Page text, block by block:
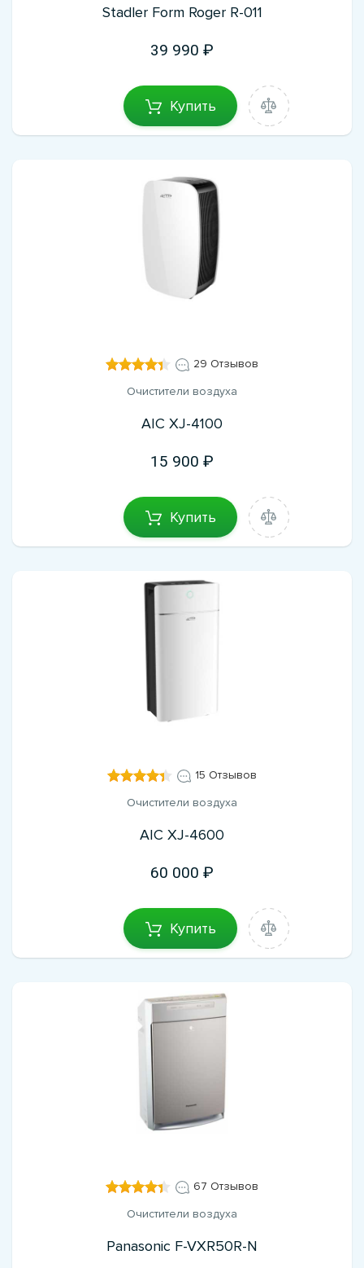
Stadler Form Roger R-011
39 990
Купить
29 Отзывов
Очистители воздуха
AIC XJ-4100
15 900
Купить
15 Отзывов
Очистители воздуха
AIC XJ-4600
60 000
Купить
67 Отзывов
Очистители воздуха
Panasonic F-VXR50R-N